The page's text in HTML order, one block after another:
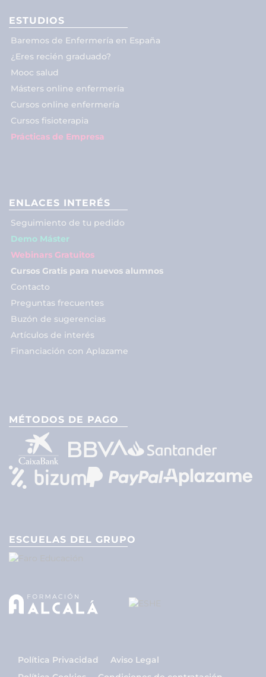
ESTUDIOS
Baremos de Enfermería en España
¿Eres recién graduado?
Mooc salud
Másters online enfermería
Cursos online enfermería
Cursos fisioterapia
Prácticas de Empresa
ENLACES INTERÉS
Seguimiento de tu pedido
Demo Máster
Webinars Gratuitos
Cursos Gratis para nuevos alumnos
Contacto
Preguntas frecuentes
Buzón de sugerencias
Artículos de interés
Financiación con Aplazame
MÉTODOS DE PAGO
ESCUELAS DEL GRUPO
Política Privacidad
Aviso Legal